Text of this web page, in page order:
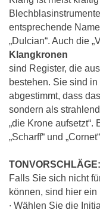
entsprechende
„Dulcian“. Auch die
Klangkronen
sind Register, die
bestehen. Sie sind
abgestimmt, dass
sondern als
„die Krone aufsetzt“.
„Scharff“ und „Cornet“
TONVORSCHLÄGE:
Falls Sie sich nicht
können, sind hier ein
∙ Wählen Sie die